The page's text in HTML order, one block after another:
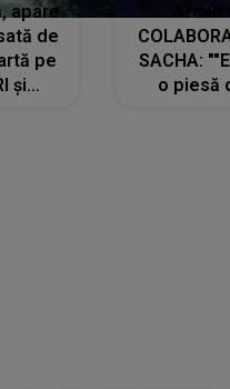
apare
de
pe
și
SACHA:
o piesă